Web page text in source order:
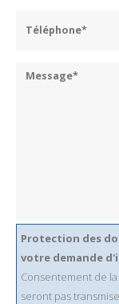
Protection des
votre demande
Consentement de
seront pas